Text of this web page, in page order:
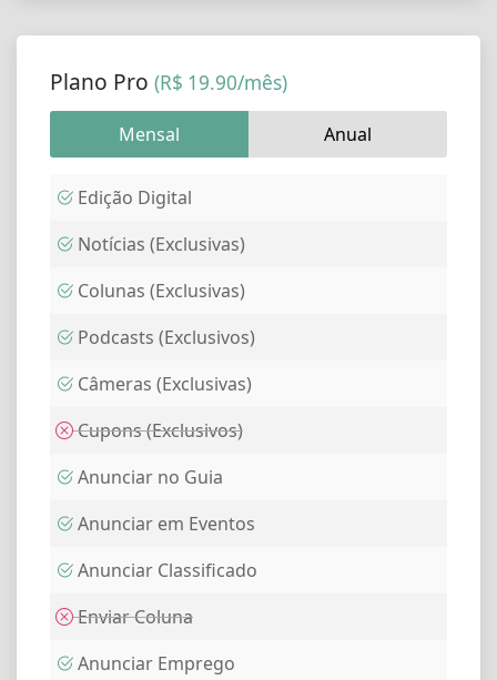
Plano Pro (R$ 19.90/mês)
Mensal Anual
Edição Digital
Notícias (Exclusivas)
Colunas (Exclusivas)
Podcasts (Exclusivos)
Câmeras (Exclusivas)
Cupons (Exclusivos)
Anunciar no Guia
Anunciar em Eventos
Anunciar Classificado
Enviar Coluna
Anunciar Emprego